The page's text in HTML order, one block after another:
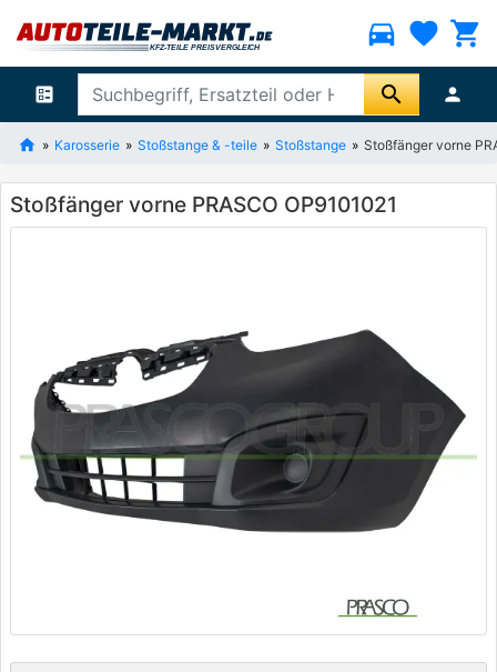
directions_car favorite shopping_cart
ballot search person
Karosserie Stoßstange & -teile Stoßstange Stoßfänger vorne
Stoßfänger vorne PRASCO OP9101021